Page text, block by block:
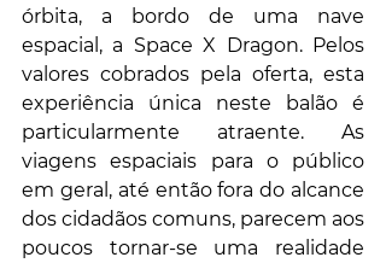
órbita, a bordo de uma nave
espacial, a Space X Dragon. Pelos
valores cobrados pela oferta, esta
experiência única neste balão é
particularmente atraente. As
viagens espaciais para o público
em geral, até então fora do alcance
dos cidadãos comuns, parecem aos
poucos tornar-se uma realidade